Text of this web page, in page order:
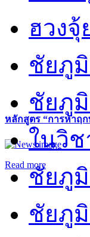
หลักสูตร “การหาฤ
Read more
ฮวง
ชัยภูมิ
ชัยภูมิ
ในวิ
ชัยภูมิ
ชัยภู